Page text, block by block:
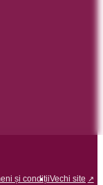
și condițiiVechi site